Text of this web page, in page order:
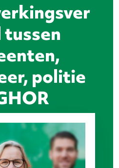
tussen
politie